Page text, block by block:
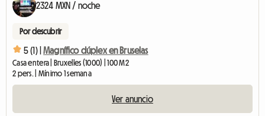
2324 MXN / noche
Por descubrir
5 (1) | Magnífico dúplex en Bruselas
Casa entera | Bruxelles (1000) | 100 M2
2 pers. | Mínimo 1 semana
Ver anuncio